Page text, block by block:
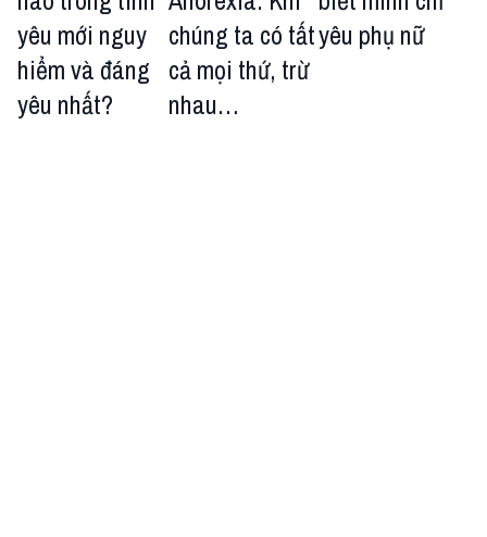
yêu mới nguy
hiểm và đáng
yêu nhất?
chúng ta có tất
cả mọi thứ, trừ
nhau…
yêu phụ nữ